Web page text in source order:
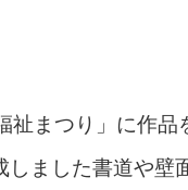
まつり」に作品
ました書道や壁